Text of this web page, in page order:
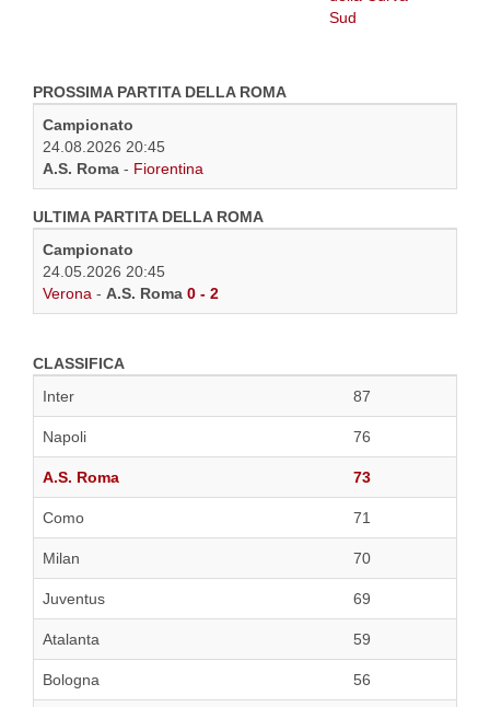
PROSSIMA PARTITA DELLA ROMA
Campionato
24.08.2026 20:45
A.S. Roma - Fiorentina
ULTIMA PARTITA DELLA ROMA
Campionato
24.05.2026 20:45
Verona - A.S. Roma 0 - 2
CLASSIFICA
Inter
87
Napoli 76
A.S. Roma 73
Como 71
Milan 70
Juventus 69
Atalanta 59
Bologna 56